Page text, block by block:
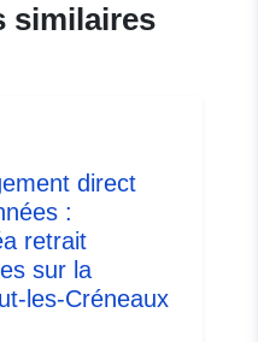
47fb-b827-
8bbe-c7f9dc337d30
inspire.ec.europa.eu/
ResourceType/services
similaires
direct
:
retrait
sur la
les-Créneaux